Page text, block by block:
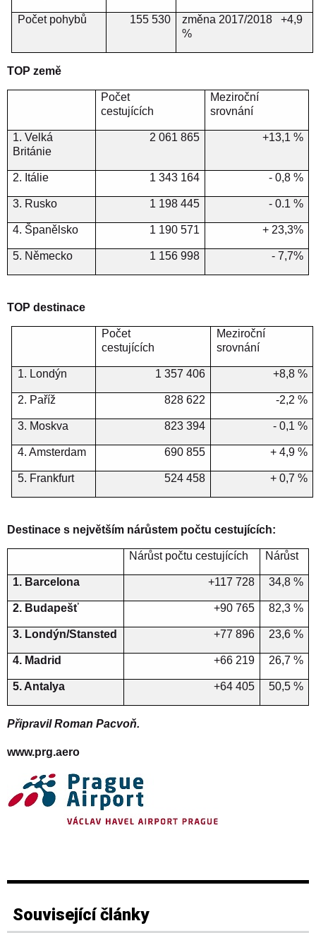
Počet pohybů 155 530 změna 2017/2018
+4,9
%
TOP země
Počet
cestujících
Meziroční
srovnání
1. Velká
Británie
2 061 865 +13,1 %
2. Itálie 1 343 164 - 0,8 %
3. Rusko 1 198 445 - 0.1 %
4. Španělsko 1 190 571 + 23,3%
5. Německo 1 156 998 - 7,7%
TOP destinace
Počet
cestujících
Meziroční
srovnání
1. Londýn 1 357 406 +8,8 %
2. Paříž 828 622 -2,2 %
3. Moskva 823 394 - 0,1 %
4. Amsterdam 690 855 + 4,9 %
5. Frankfurt 524 458 + 0,7 %
Destinace s největším nárůstem počtu cestujících:
Nárůst počtu cestujících Nárůst
1. Barcelona +117 728 34,8 %
2. Budapešť +90 765 82,3 %
3. Londýn/Stansted +77 896 23,6 %
4. Madrid +66 219 26,7 %
5. Antalya +64 405 50,5 %
PřipravilRoman Pacvoň.
www.prg.aero
Související články